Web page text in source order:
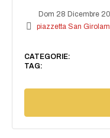
Dom 28 Dicembre
piazzetta San
CATEGORIE:
TAG: